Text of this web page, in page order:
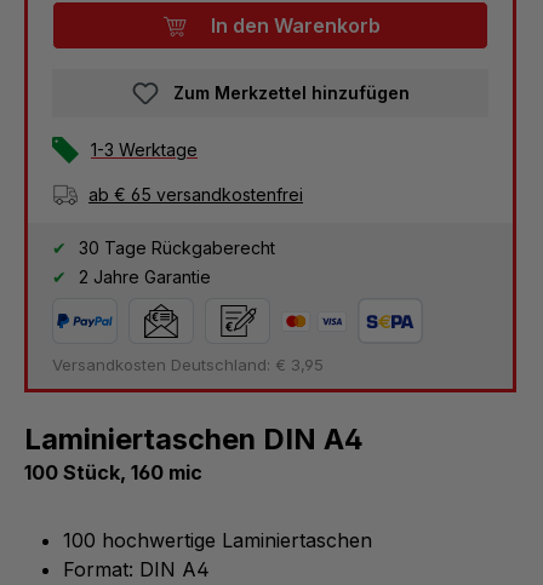
In den Warenkorb
Zum Merkzettel hinzufügen
1-3 Werktage
ab € 65 versandkostenfrei
30 Tage Rückgaberecht
2 Jahre Garantie
Versandkosten Deutschland: € 3,95
Laminiertaschen DIN A4
100 Stück, 160 mic
100 hochwertige Laminiertaschen
Format: DIN A4